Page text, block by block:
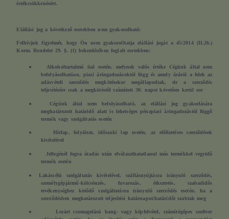
értékcsökkenésért.
Elállási jog a következő esetekben nem gyakorolható:
Felhívjuk figyelmét, hogy Ön nem gyakorolhatja elállási jogát a 45/2014 (II.26.)
Korm. Rendelet 29. §. (1) bekezdésében foglalt esetekben:
●
Alkoholtartalmú ital esetén, melynek valós értéke Cégünk által nem
befolyásolhatóan, piaci áringadozásoktól függ és amely áráról a felek az
adásvételi szerződés megkötésekor megállapodtak, de a szerződés
teljesítésére csak a megkötéstől számított 30. napot követően kerül sor
●Cégünk által nem befolyásolható, az elállási jog gyakorlására
meghatározott határidő alatt is lehetséges pénzpiaci áringadozástól függő
termék vagy szolgáltatás esetén
●
Hírlap, folyóirat, időszaki lap esetén, az előfizetéses szerződések
kivételével
●
Jellegénél fogva átadás után elválaszthatatlanul más termékkel vegyülő
termék esetén
●
Lakáscélú szolgáltatás kivételével, szállásnyújtásra irányuló szerződés,
személygépjármű-kölcsönzés, fuvarozás, étkeztetés, szabadidős
tevékenységhez kötődő szolgáltatásra irányuló szerződés esetén, ha a
szerződésben meghatározott teljesítési határnapot/határidőt szabtak meg
●
Lezárt csomagolású hang- vagy képfelvétel, számítógépes szoftver